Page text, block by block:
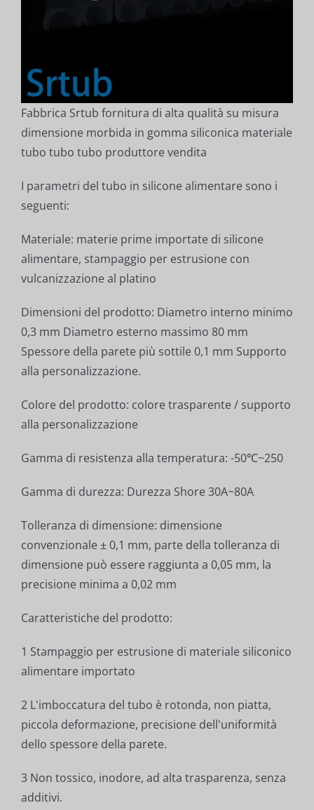
Fabbrica Srtub fornitura di alta qualità su misura
dimensione morbida in gomma siliconica materiale
tubo tubo tubo produttore vendita
I parametri del tubo in silicone alimentare sono i
seguenti:
Materiale: materie prime importate di silicone
alimentare, stampaggio per estrusione con
vulcanizzazione al platino
Dimensioni del prodotto: Diametro interno minimo
0,3 mm Diametro esterno massimo 80 mm
Spessore della parete più sottile 0,1 mm Supporto
alla personalizzazione.
Colore del prodotto: colore trasparente / supporto
alla personalizzazione
Gamma di resistenza alla temperatura: -50℃~250
Gamma di durezza: Durezza Shore 30A~80A
Tolleranza di dimensione: dimensione
convenzionale ± 0,1 mm, parte della tolleranza di
dimensione può essere raggiunta a 0,05 mm, la
precisione minima a 0,02 mm
Caratteristiche del prodotto:
1 Stampaggio per estrusione di materiale siliconico
alimentare importato
2 L'imboccatura del tubo è rotonda, non piatta,
piccola deformazione, precisione dell'uniformità
dello spessore della parete.
3 Non tossico, inodore, ad alta trasparenza, senza
additivi.